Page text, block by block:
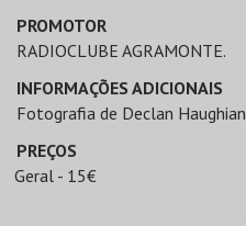
PROMOTOR
RADIOCLUBE AGRAMONTE.
INFORMAÇÕES ADICIONAIS
Fotografia de Declan Haughian
PREÇOS
Geral - 15€